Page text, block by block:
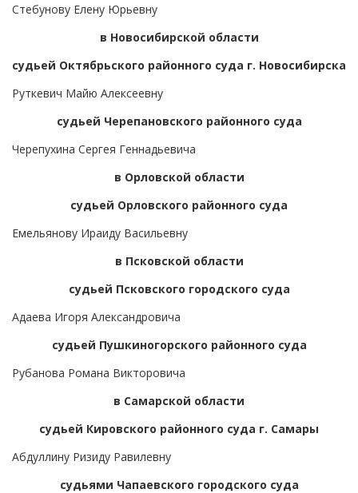
Стебунову Елену Юрьевну
в Новосибирской области
судьей Октябрьского районного суда г. Новосибирска
Руткевич Майю Алексеевну
судьей Черепановского районного суда
Черепухина Сергея Геннадьевича
в Орловской области
судьей Орловского районного суда
Емельянову Ираиду Васильевну
в Псковской области
судьей Псковского городского суда
Адаева Игоря Александровича
судьей Пушкиногорского районного суда
Рубанова Романа Викторовича
в Самарской области
судьей Кировского районного суда г. Самары
Абдуллину Ризиду Равилевну
судьями Чапаевского городского суда